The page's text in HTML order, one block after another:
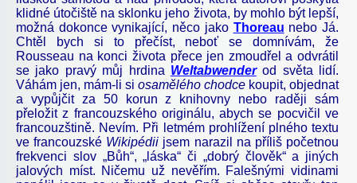
klidné útočiště na sklonku jeho života, by mohlo být lepší,
možná dokonce vynikající, něco jako Thoreau nebo Já.
Chtěl bych si to přečíst, neboť se domnívám, že
Rousseau na konci života přece jen zmoudřel a odvrátil
se jako pravý můj hrdina Weltabwender od světa lidí.
Váhám jen, mám-li si osamělého chodce koupit, objednat
a vypůjčit za 50 korun z knihovny nebo raději sám
přeložit z francouzského originálu, abych se pocvičil ve
francouzštině. Nevím. Při letmém prohlížení plného textu
ve francouzské Wikipédii jsem narazil na příliš početnou
frekvenci slov „Bůh“, „láska“ či „dobrý člověk“ a jiných
jalových míst. Ničemu už nevěřím. Falešnými vidinami